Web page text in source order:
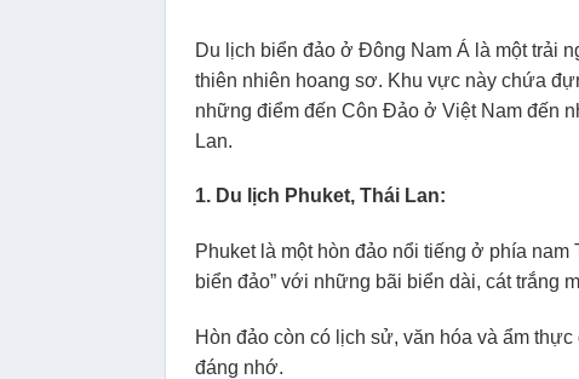
Du lịch biển đảo ở Đông Nam Á là một trải
thiên nhiên hoang sơ. Khu vực này chứa
những điểm đến Côn Đảo ở Việt Nam đến
Lan.
1. Du lịch Phuket, Thái Lan:
Phuket là một hòn đảo nổi tiếng ở phía
biển đảo” với những bãi biển dài, cát trắng
Hòn đảo còn có lịch sử, văn hóa và ẩm
đáng nhớ.